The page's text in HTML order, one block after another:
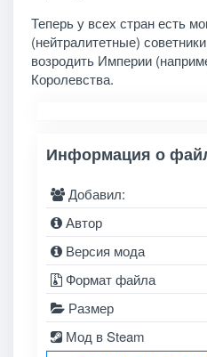
Теперь у всех стран есть
(нейтралитетные)
возродить Империи
Королевства.
Информация о
Добавил:
Автор
Версия мода
Формат файла
Размер
Мод в Steam